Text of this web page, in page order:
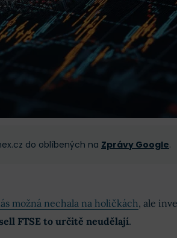
do oblíbených na Zprávy Google.
možná nechala na holičkách, ale
FTSE to určitě neudělají.